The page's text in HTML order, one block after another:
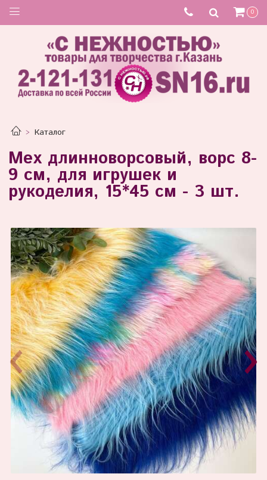
0
Каталог
Мех длинноворсовый, ворс 8-
9 см, для игрушек и
рукоделия, 15*45 см - 3 шт.